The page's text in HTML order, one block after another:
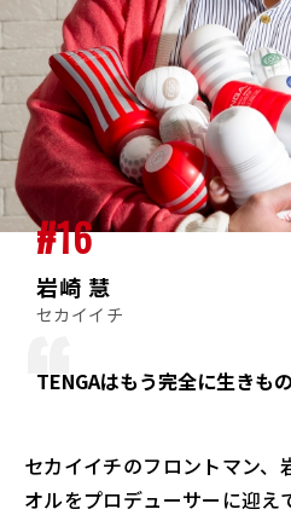
#16
岩崎 慧
セカイイチ
TENGAはもう完全に生きも
セカイイチのフロントマン、
オルをプロデューサーに迎え